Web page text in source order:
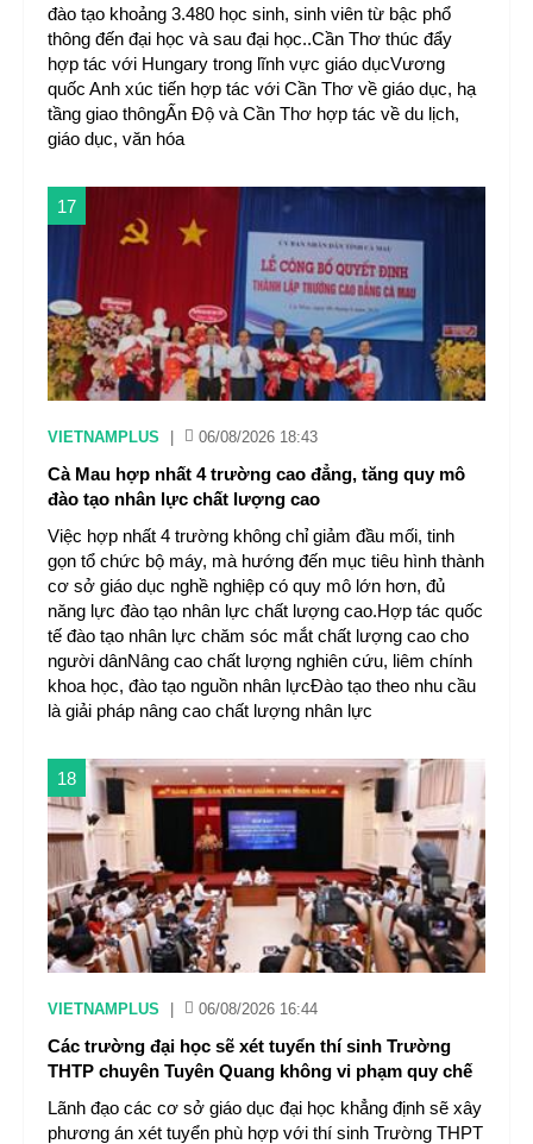
đào tạo khoảng 3.480 học sinh, sinh viên từ bậc phổ
thông đến đại học và sau đại học..Cần Thơ thúc đẩy
hợp tác với Hungary trong lĩnh vực giáo dụcVương
quốc Anh xúc tiến hợp tác với Cần Thơ về giáo dục, hạ
tầng giao thôngẤn Độ và Cần Thơ hợp tác về du lịch,
giáo dục, văn hóa
17
VIETNAMPLUS 06/08/2026 18:43
Cà Mau hợp nhất 4 trường cao đẳng, tăng quy mô
đào tạo nhân lực chất lượng cao
Việc hợp nhất 4 trường không chỉ giảm đầu mối, tinh
gọn tổ chức bộ máy, mà hướng đến mục tiêu hình thành
cơ sở giáo dục nghề nghiệp có quy mô lớn hơn, đủ
năng lực đào tạo nhân lực chất lượng cao.Hợp tác quốc
tế đào tạo nhân lực chăm sóc mắt chất lượng cao cho
người dânNâng cao chất lượng nghiên cứu, liêm chính
khoa học, đào tạo nguồn nhân lựcĐào tạo theo nhu cầu
là giải pháp nâng cao chất lượng nhân lực
18
VIETNAMPLUS 06/08/2026 16:44
Các trường đại học sẽ xét tuyển thí sinh Trường
THTP chuyên Tuyên Quang không vi phạm quy chế
Lãnh đạo các cơ sở giáo dục đại học khẳng định sẽ xây
phương án xét tuyển phù hợp với thí sinh Trường THPT